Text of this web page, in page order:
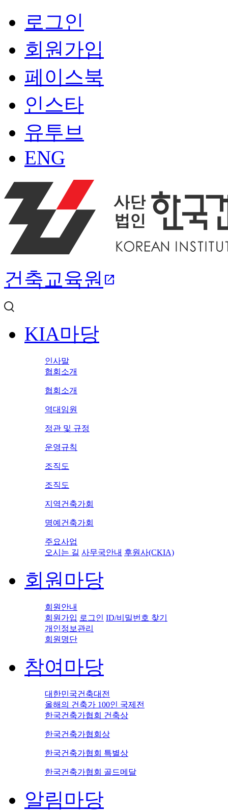
로그인
회원가입
페이스북
인스타
유투브
ENG
건축교육원 open_in_new
KIA마당
인사말
협회소개
협회소개
역대임원
정관 및 규정
운영규칙
조직도
조직도
지역건축가회
명예건축가회
주요사업
오시는 길 사무국안내 후원사(CKIA)
회원마당
회원안내
회원가입 로그인 ID/비밀번호 찾기
개인정보관리
회원명단
참여마당
대한민국건축대전
올해의 건축가 100인 국제전
한국건축가협회 건축상
한국건축가협회상
한국건축가협회 특별상
한국건축가협회 골드메달
알림마당